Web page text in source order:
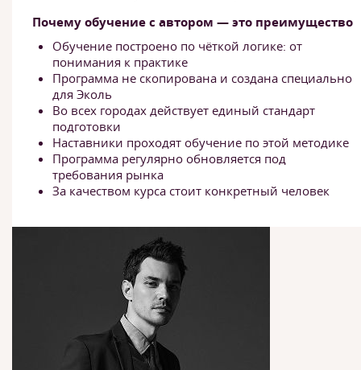
Почему обучение с автором — это преимущество
Обучение построено по чёткой логике: от
понимания к практике
Программа не скопирована и создана специально
для Эколь
Во всех городах действует единый стандарт
подготовки
Наставники проходят обучение по этой методике
Программа регулярно обновляется под
требования рынка
За качеством курса стоит конкретный человек